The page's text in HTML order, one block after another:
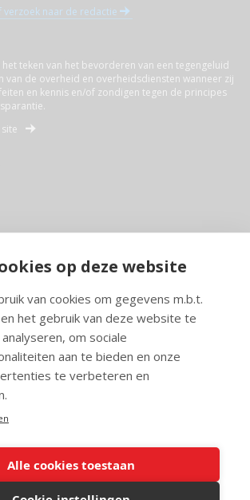
op deze website
van cookies om gegevens m.b.t.
het gebruik van deze website te
om sociale
aan te bieden en onze
te verbeteren en
Alle cookies toestaan
verzoek naar de redactie
teken van het bevorderen van een tegengeluid
de overheid en overheidsdiensten wanneer zij
en kennis en/of zondigen tegen de principes
rechten voorbehouden. Op alle artikelen rust
info, mail naarcontact@maurice.nl.